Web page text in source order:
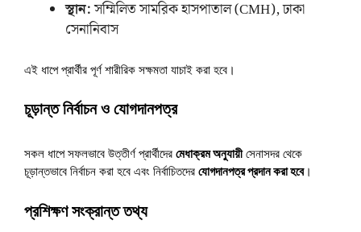
স্থান:সম্মিলিত সামরিক হাসপাতাল (CMH), ঢাকা
সেনানিবাস
এই ধাপে প্রার্থীর পূর্ণ শারীরিক সক্ষমতা যাচাই করা হবে।
চূড়ান্ত নির্বাচন ও যোগদানপত্র
সকল ধাপে সফলভাবে উত্তীর্ণ প্রার্থীদের মেধাক্রম অনুযায়ীসেনাসদর থেকে
চূড়ান্তভাবে নির্বাচন করা হবে এবং নির্বাচিতদের যোগদানপত্র প্রদান করা হবে।
প্রশিক্ষণ সংক্রান্ত তথ্য